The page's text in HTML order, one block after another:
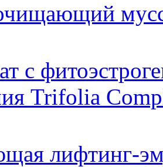
мусс
с
Trifolia
лифтинг-